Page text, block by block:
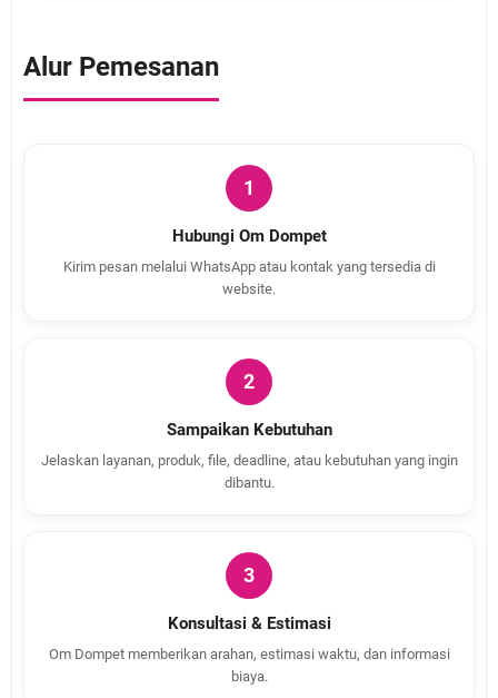
Alur Pemesanan
1
Hubungi Om Dompet
Kirim pesan melalui WhatsApp atau kontak yang tersedia di
website.
2
Sampaikan Kebutuhan
Jelaskan layanan, produk, file, deadline, atau kebutuhan yang ingin
dibantu.
3
Konsultasi & Estimasi
Om Dompet memberikan arahan, estimasi waktu, dan informasi
biaya.